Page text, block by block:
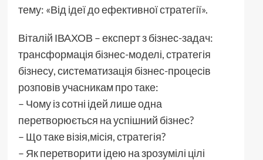
тему: «Від ідеї до ефективної стратегії».
Віталій ІВАХОВ – експерт з бізнес-задач:
трансформація бізнес-моделі, стратегія
бізнесу, систематизація бізнес-процесів
розповів учасникам про таке:
– Чому із сотні ідей лише одна
перетворюється на успішний бізнес?
– Що таке візія,місія, стратегія?
– Як перетворити ідею на зрозумілі цілі